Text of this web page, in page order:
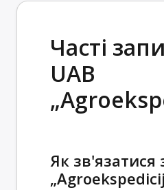
Часті
UAB
Як зв'язатися